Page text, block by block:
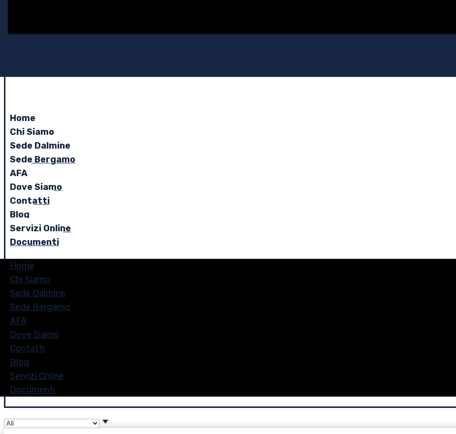
Home
Chi Siamo
Sede Dalmine
Sede Bergamo
AFA
Dove Siamo
Contatti
Blog
Servizi Online
Documenti
Home
Chi Siamo
Sede Dalmine
Sede Bergamo
AFA
Dove Siamo
Contatti
Blog
Servizi Online
Documenti